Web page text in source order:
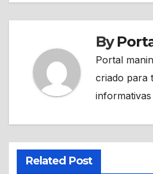
By
Portal
criado para
informativas
Related Post